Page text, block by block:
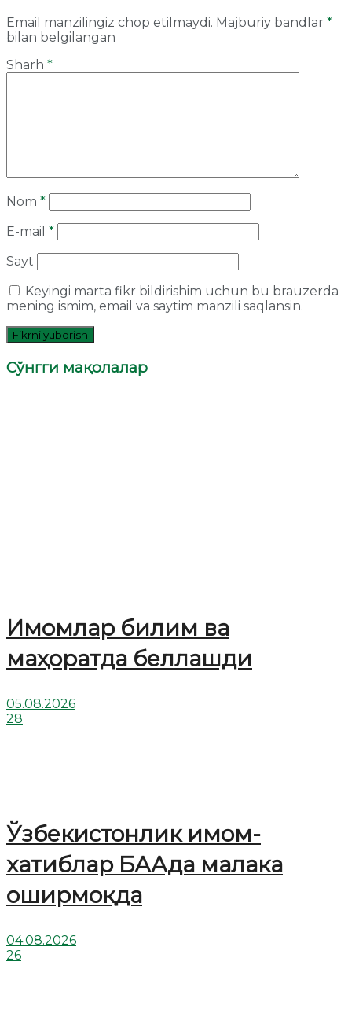
Email manzilingiz chop etilmaydi. Majburiy bandlar *
bilan belgilangan
Sharh *
Nom *
E-mail *
Sayt
Keyingi marta fikr bildirishim uchun bu brauzerda
mening ismim, email va saytim manzili saqlansin.
Сўнгги мақолалар
Имомлар билим ва
маҳоратда беллашди
05.08.2026
28
Ўзбекистонлик имом-
хатиблар БААда малака
оширмоқда
04.08.2026
26